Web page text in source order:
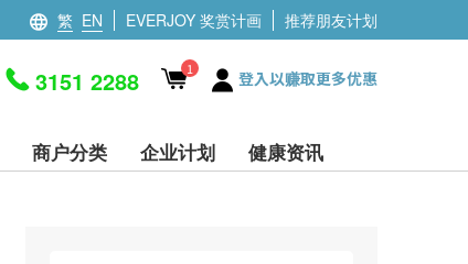
繁 EN EVERJOY 奖赏计画 推荐朋友计划
3151 2288 1 登入以赚取更多优惠
商户分类 企业计划 健康资讯